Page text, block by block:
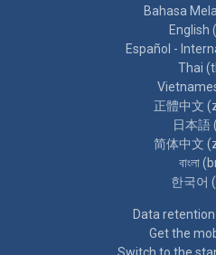
Bahasa
English
Español -
Thai
正體中文
日本語
简体中文
বাংলা
한국어
Data
Get the
Switch to the